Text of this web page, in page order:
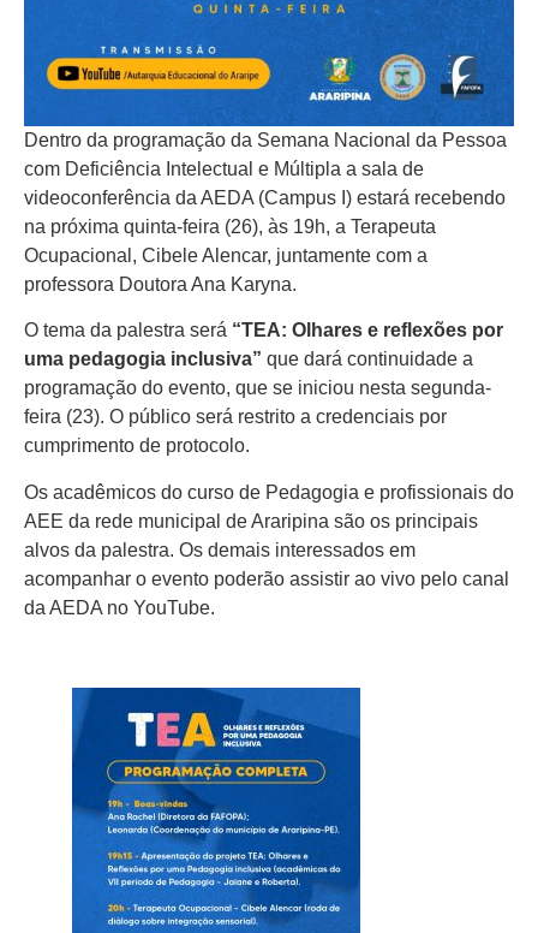
Dentro da programação da Semana Nacional da Pessoa
com Deficiência Intelectual e Múltipla a sala de
videoconferência da AEDA (Campus I) estará recebendo
na próxima quinta-feira (26), às 19h, a Terapeuta
Ocupacional, Cibele Alencar, juntamente com a
professora Doutora Ana Karyna.
O tema da palestra será “TEA: Olhares e reflexões por
uma pedagogia inclusiva” que dará continuidade a
programação do evento, que se iniciou nesta segunda-
feira (23). O público será restrito a credenciais por
cumprimento de protocolo.
Os acadêmicos do curso de Pedagogia e profissionais do
AEE da rede municipal de Araripina são os principais
alvos da palestra. Os demais interessados em
acompanhar o evento poderão assistir ao vivo pelo canal
da AEDA no YouTube.